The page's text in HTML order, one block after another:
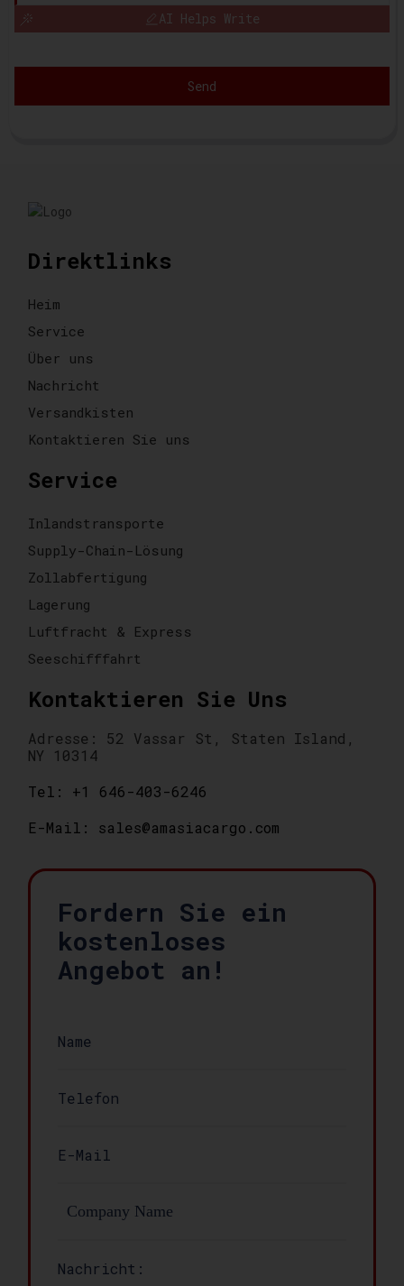
AI Helps Write
Send
Direktlinks
Heim
Service
Über uns
Nachricht
Versandkisten
Kontaktieren Sie uns
Service
Inlandstransporte
Supply-Chain-Lösung
Zollabfertigung
Lagerung
Luftfracht & Express
Seeschifffahrt
Kontaktieren Sie Uns
Adresse: 52 Vassar St, Staten Island,
NY 10314
Tel: +1 646-403-6246
E-Mail: sales@amasiacargo.com
Fordern Sie ein
kostenloses
Angebot an!
Nachricht: